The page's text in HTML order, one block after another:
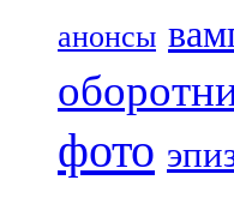
анонсы
фото